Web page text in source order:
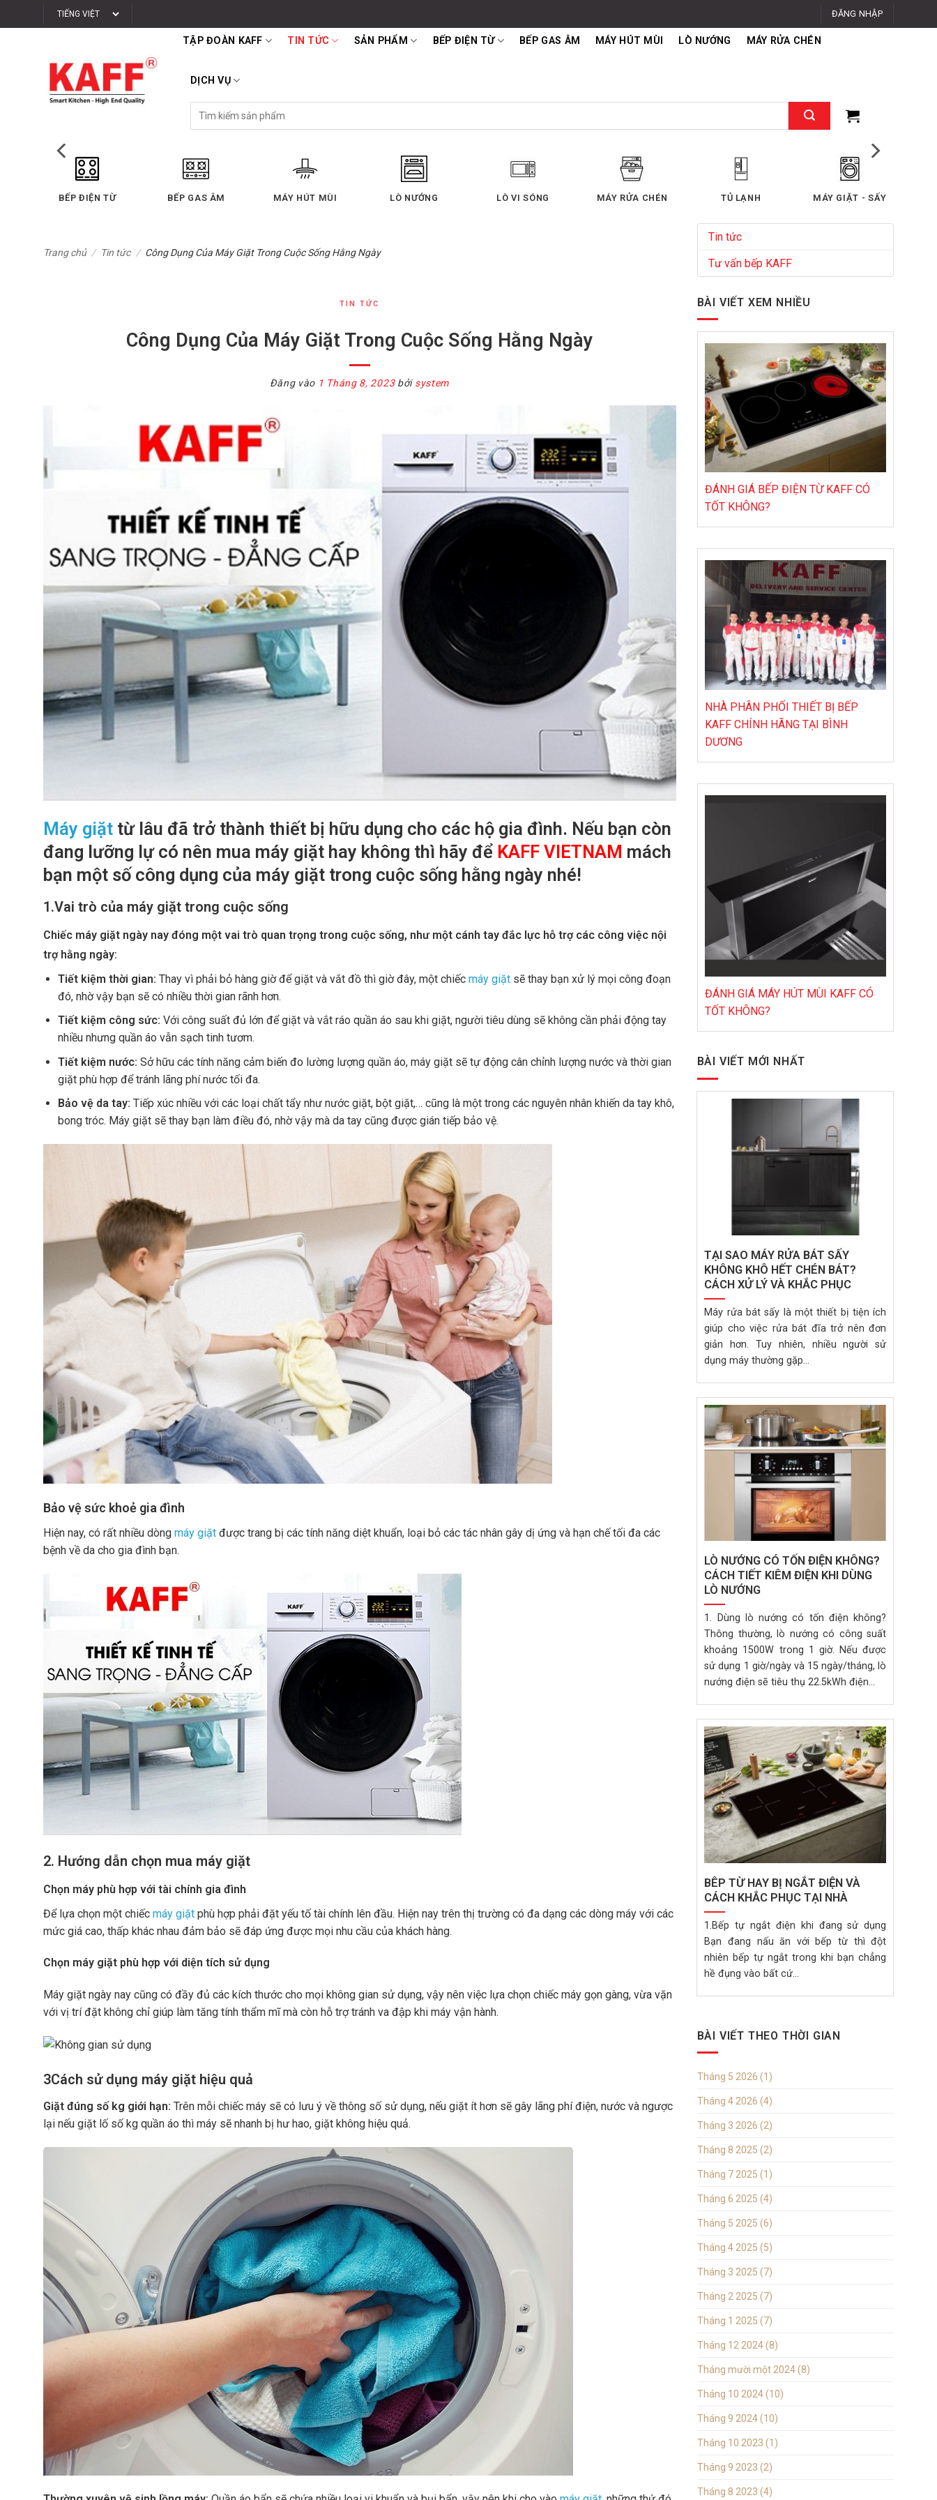
qua
ĐĂNG NHẬP
TẬP ĐOÀN KAFF TIN TỨC SẢN PHẨM BẾP ĐIỆN TỪ BẾP GAS ÂM MÁY HÚT MÙI LÒ NƯỚNG MÁY RỬA CHÉN
DỊCH VỤ
kiếm:
BẾP ĐIỆN TỪ BẾP GAS ÂM MÁY HÚT MÙI LÒ NƯỚNG LÒ VI SÓNG MÁY RỬA CHÉN TỦ LẠNH MÁY GIẶT - SẤY
Trang chủ / Tin tức / Công Dụng Của Máy Giặt Trong Cuộc Sống Hằng Ngày
TIN TỨC
Công Dụng Của Máy Giặt Trong Cuộc Sống Hằng Ngày
Đăng vào 1 Tháng 8, 2023 bởi system
Máy giặt từ lâu đã trở thành thiết bị hữu dụng cho các hộ gia đình. Nếu bạn còn
đang lưỡng lự có nên mua máy giặt hay không thì hãy để KAFF VIETNAM mách
bạn một số công dụng của máy giặt trong cuộc sống hằng ngày nhé!
1.Vai trò của máy giặt trong cuộc sống
Chiếc máy giặt ngày nay đóng một vai trò quan trọng trong cuộc sống, như một cánh tay đắc lực hỗ trợ các công việc nội
trợ hằng ngày:
Tiết kiệm thời gian: Thay vì phải bỏ hàng giờ để giặt và vắt đồ thì giờ đây, một chiếc máy giặtsẽ thay bạn xử lý mọi công đoạn
đó, nhờ vậy bạn sẽ có nhiều thời gian rãnh hơn.
Tiết kiệm công sức: Với công suất đủ lớn để giặt và vắt ráo quần áo sau khi giặt, người tiêu dùng sẽ không cần phải động tay
nhiều nhưng quần áo vẫn sạch tinh tươm.
Tiết kiệm nước: Sở hữu các tính năng cảm biến đo lường lượng quần áo, máy giặt sẽ tự động cân chỉnh lượng nước và thời gian
giặt phù hợp để tránh lãng phí nước tối đa.
Bảo vệ da tay: Tiếp xúc nhiều với các loại chất tẩy như nước giặt, bột giặt,… cũng là một trong các nguyên nhân khiến da tay khô,
bong tróc. Máy giặt sẽ thay bạn làm điều đó, nhờ vậy mà da tay cũng được gián tiếp bảo vệ.
Bảo vệ sức khoẻ gia đình
Hiện nay, có rất nhiều dòng máy giặt được trang bị các tính năng diệt khuẩn, loại bỏ các tác nhân gây dị ứng và hạn chế tối đa các
bệnh về da cho gia đình bạn.
2. Hướng dẫn chọn mua máy giặt
Chọn máy phù hợp với tài chính gia đình
Để lựa chọn một chiếc máy giặt phù hợp phải đặt yếu tố tài chính lên đầu. Hiện nay trên thị trường có đa dạng các dòng máy với các
mức giá cao, thấp khác nhau đảm bảo sẽ đáp ứng được mọi nhu cầu của khách hàng.
Chọn máy giặt phù hợp với diện tích sử dụng
Máy giặt ngày nay cũng có đầy đủ các kích thước cho mọi không gian sử dụng, vậy nên việc lựa chọn chiếc máy gọn gàng, vừa vặn
với vị trí đặt không chỉ giúp làm tăng tính thẩm mĩ mà còn hỗ trợ tránh va đập khi máy vận hành.
3Cách sử dụng máy giặt hiệu quả
Giặt đúng số kg giới hạn: Trên mỗi chiếc máy sẽ có lưu ý về thông số sử dụng, nếu giặt ít hơn sẽ gây lãng phí điện, nước và ngược
lại nếu giặt lố số kg quần áo thì máy sẽ nhanh bị hư hao, giặt không hiệu quả.
Tin tức
Tư vấn bếp KAFF
BÀI VIẾT XEM NHIỀU
ĐÁNH GIÁ BẾP ĐIỆN TỪ KAFF CÓ
TỐT KHÔNG?
NHÀ PHÂN PHỐI THIẾT BỊ BẾP
KAFF CHÍNH HÃNG TẠI BÌNH
DƯƠNG
ĐÁNH GIÁ MÁY HÚT MÙI KAFF CÓ
TỐT KHÔNG?
BÀI VIẾT MỚI NHẤT
TẠI SAO MÁY RỬA BÁT SẤY
KHÔNG KHÔ HẾT CHÉN BÁT?
CÁCH XỬ LÝ VÀ KHẮC PHỤC
Máy rửa bát sấy là một thiết bị tiện ích
giúp cho việc rửa bát đĩa trở nên đơn
giản hơn. Tuy nhiên, nhiều người sử
dụng máy thường gặp...
LÒ NƯỚNG CÓ TỐN ĐIỆN KHÔNG?
CÁCH TIẾT KIÊM ĐIỆN KHI DÙNG
LÒ NƯỚNG
1. Dùng lò nướng có tốn điện không?
Thông thường, lò nướng có công suất
khoảng 1500W trong 1 giờ. Nếu được
sử dụng 1 giờ/ngày và 15 ngày/tháng, lò
nướng điện sẽ tiêu thụ 22.5kWh điện...
BÊP TỪ HAY BỊ NGẮT ĐIỆN VÀ
CÁCH KHẮC PHỤC TẠI NHÀ
1.Bếp tự ngắt điện khi đang sử dụng
Bạn đang nấu ăn với bếp từ thì đột
nhiên bếp tự ngắt trong khi bạn chẳng
hề đụng vào bất cứ...
BÀI VIẾT THEO THỜI GIAN
Tháng 5 2026 (1)
Tháng 4 2026 (4)
Tháng 3 2026 (2)
Tháng 8 2025 (2)
Tháng 7 2025 (1)
Tháng 6 2025 (4)
Tháng 5 2025 (6)
Tháng 4 2025 (5)
Tháng 3 2025 (7)
Tháng 2 2025 (7)
Tháng 1 2025 (7)
Tháng 12 2024(8)
Tháng mười một 2024(8)
Tháng 10 2024(10)
Tháng 9 2024(10)
Tháng 10 2023 (1)
Tháng 9 2023 (2)
Tháng 8 2023 (4)